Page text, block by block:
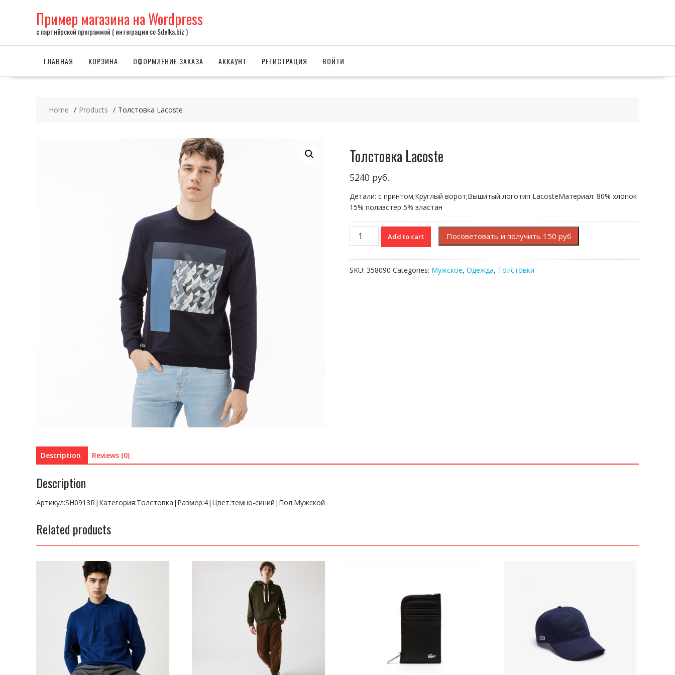
Пример магазина на Wordpress
с партнёрской программой ( интеграция со Sdelka.biz )
ГЛАВНАЯ КОРЗИНА ОФОРМЛЕНИЕ ЗАКАЗА АККАУНТ РЕГИСТРАЦИЯ ВОЙТИ
Home Products Толстовка Lacoste
Толстовка Lacoste
5240 руб.
Детали: с принтом;Круглый ворот;Вышитый логотип LacosteМатериал: 80% хлопок
15% полиэстер 5% эластан
Толстовка
Lacoste
Add to cart Посоветовать и получить 150 руб
SKU: 358090 Categories: Мужское, Одежда, Толстовки
Description Reviews (0)
Description
Артикул:SH0913R|Категория:Толстовка|Размер:4|Цвет:темно-синий|Пол:Мужской
Related products